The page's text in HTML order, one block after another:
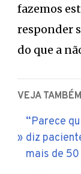
fazemos
responder
do que a
VEJA
“Parece
diz
mais de